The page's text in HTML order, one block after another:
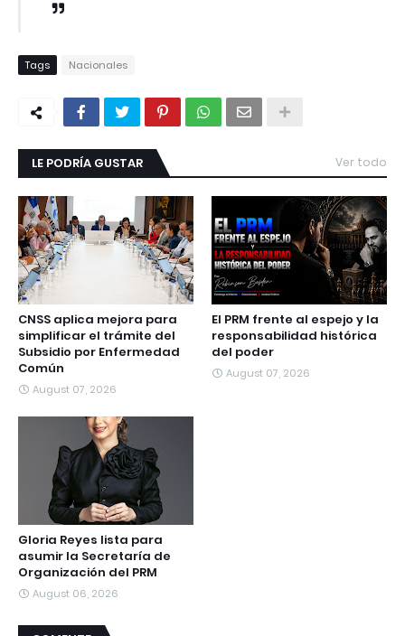
Tags Nacionales
LE PODRÍA GUSTAR Ver todo
CNSS aplica mejora para
simplificar el trámite del
Subsidio por Enfermedad
Común
August 07, 2026
El PRM frente al espejo y la
responsabilidad histórica
del poder
August 07, 2026
Gloria Reyes lista para
asumir la Secretaría de
Organización del PRM
August 06, 2026